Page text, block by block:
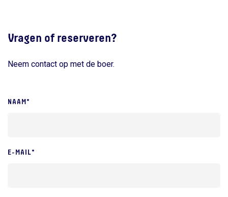
Vragen of reserveren?
Neem contact op met de boer.
NAAM*
E-MAIL*